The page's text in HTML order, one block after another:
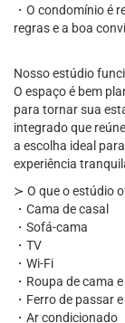
・O condomínio é
regras e a boa
Nosso estúdio
O espaço é bem
para tornar sua
integrado que
a escolha ideal
experiência
≻ O que o estúdio
・Cama de casal
・Sofá-cama
・TV
・Wi-Fi
・Roupa de cama
・Ferro de passar
・Ar condicionado